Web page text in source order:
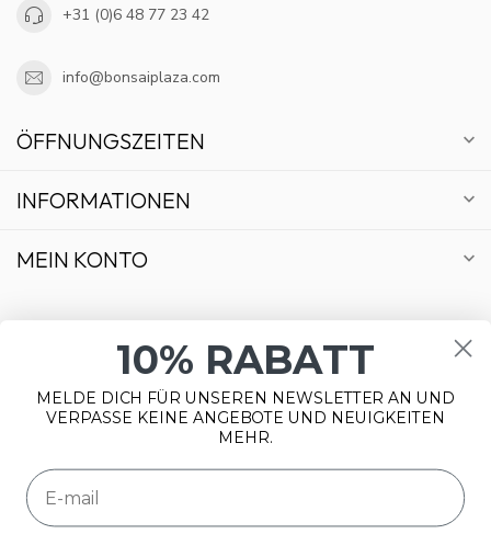
+31 (0)6 48 77 23 42
info@bonsaiplaza.com
ÖFFNUNGSZEITEN
INFORMATIONEN
MEIN KONTO
Wir benutzen Cookies nur für interne Zwecke um den
10% RABATT
MELDE DICH FÜR UNSEREN NEWSLETTER AN UND
VERPASSE KEINE ANGEBOTE UND NEUIGKEITEN
MEHR.